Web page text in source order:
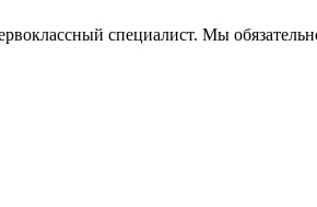
специалист. Мы